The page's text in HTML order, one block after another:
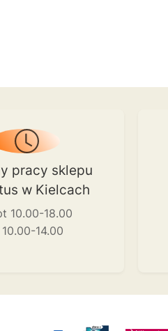
pracy sklepu
w Kielcach
10.00-18.00
14.00